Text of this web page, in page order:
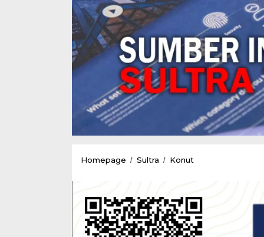
Homepage / Sultra / Konut
Anoa,
Satlantas
Polres
Konut